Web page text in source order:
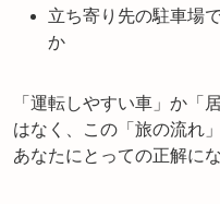
立ち寄り先の駐車場
か
「運転しやすい車」か「
はなく、この「旅の流れ
あなたにとっての正解にな